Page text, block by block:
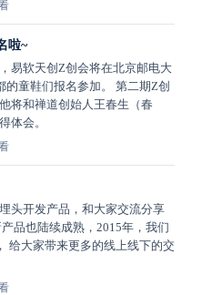
啦~
易软天创Z创会将在北京邮电大
童鞋们报名参加。 第二期Z创
将和禅道创始人王春生（春
体会。
头开发产品，和大家交流分享
品也陆续成熟，2015年，我们
给大家带来更多的线上线下的交